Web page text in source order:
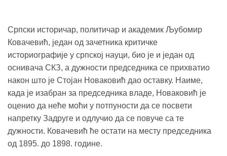
Српски историчар, политичар и академик Љубомир
Ковачевић, један од зачетника критичке
историографије у српској науци, био је и један од
оснивача СКЗ, а дужности председника се прихватио
након што је Стојан Новаковић дао оставку. Наиме,
када је изабран за председника владе, Новаковић је
оценио да неће моћи у потпуности да се посвети
напретку Задруге и одлучио да се повуче са те
дужности. Ковачевић ће остати на месту председника
од 1895. до 1898. године.